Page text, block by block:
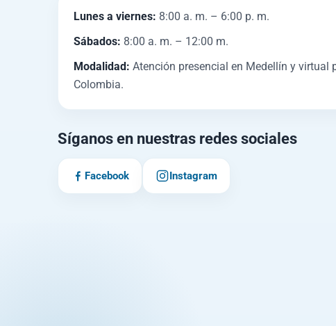
Lunes a viernes: 8:00 a. m. – 6:00 p. m.
Sábados: 8:00 a. m. – 12:00 m.
Modalidad: Atención presencial en Medellín y virtual
Colombia.
Síganos en nuestras redes sociales
Facebook Instagram